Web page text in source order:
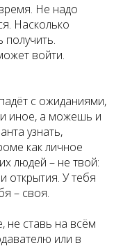
Не надо
Насколько
войти.
с ожиданиями,
иное, а можешь и
узнать,
как личное
людей – не твой:
открытия. У тебя
– своя.
не ставь на всём
или в